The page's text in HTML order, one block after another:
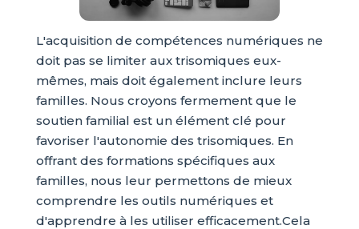
L'acquisition de compétences numériques ne
doit pas se limiter aux trisomiques eux-
mêmes, mais doit également inclure leurs
familles. Nous croyons fermement que le
soutien familial est un élément clé pour
favoriser l'autonomie des trisomiques. En
offrant des formations spécifiques aux
familles, nous leur permettons de mieux
comprendre les outils numériques et
d'apprendre à les utiliser efficacement.Cela